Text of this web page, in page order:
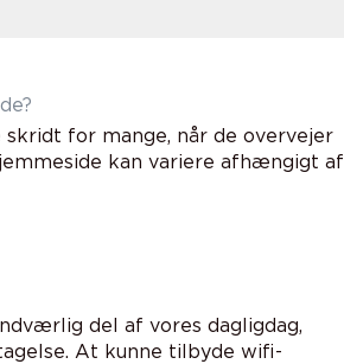
for mange, når de overvejer
kan variere afhængigt af
del af vores dagligdag,
At kunne tilbyde wifi-